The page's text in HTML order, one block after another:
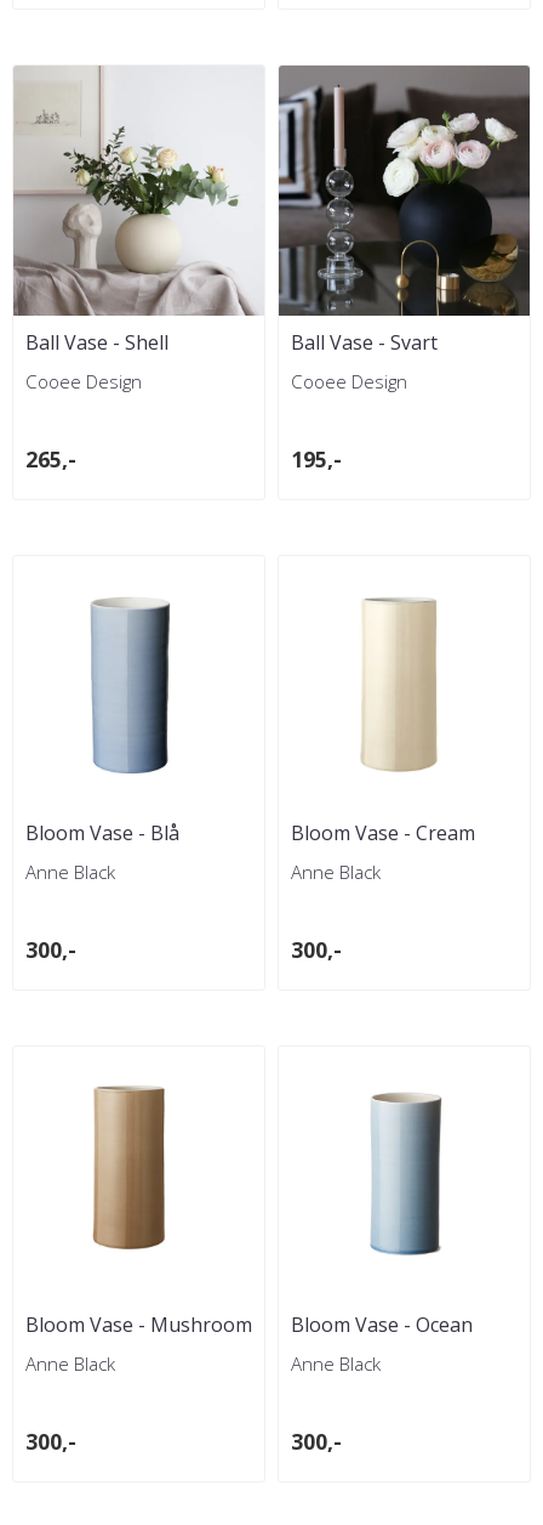
Ball Vase - Shell
Cooee Design
265,-
Ball Vase - Svart
Cooee Design
195,-
Bloom Vase - Blå
Anne Black
300,-
Bloom Vase - Cream
Anne Black
300,-
Bloom Vase - Mushroom
Anne Black
300,-
Bloom Vase - Ocean
Anne Black
300,-